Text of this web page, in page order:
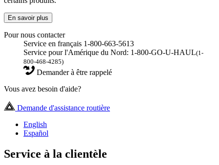
En savoir plus
Pour nous contacter
Service en français 1-800-663-5613
Service pour l'Amérique du Nord: 1-800-GO-U-HAUL(1-
800-468-4285)
Demander à être rappelé
Vous avez besoin d'aide?
Demande d'assistance routière
English
Español
Service à la clientèle